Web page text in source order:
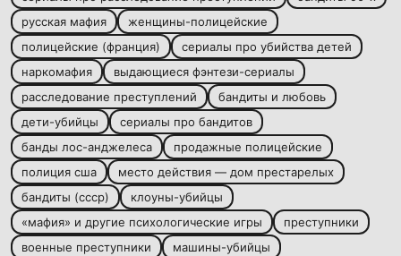
русская мафия
женщины-полицейские
полицейские (франция)
сериалы про убийства детей
наркомафия
выдающиеся фэнтези-сериалы
расследование преступлений
бандиты и любовь
дети-убийцы
сериалы про бандитов
банды лос-анджелеса
продажные полицейские
полиция сша
место действия — дом престарелых
бандиты (ссср)
клоуны-убийцы
«мафия» и другие психологические игры
преступники
военные преступники
машины-убийцы